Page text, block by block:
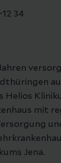
34
Helios
mit
Jena.